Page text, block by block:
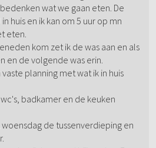
wat we gaan eten. De
huis en ik kan om 5 uur op mn
eten.
kom zet ik de was aan en als
en de volgende was erin.
planning met wat ik in huis
badkamer en de keuken
de tussenverdieping en